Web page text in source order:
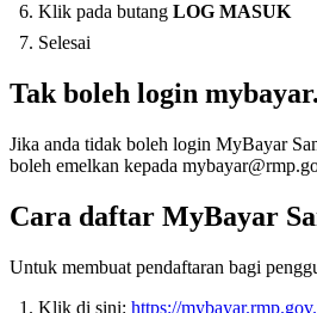
Klik pada butang LOG MASUK
Selesai
Tak boleh login
Jika anda tidak boleh login MyBayar
boleh emelkan kepada
Cara daftar MyBayar
Untuk membuat pendaftaran bagi
Klik di sini: https://